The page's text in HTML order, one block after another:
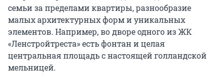
семьи за пределами квартиры, разнообразие
малых архитектурных форм и уникальных
элементов. Например, во дворе одного из ЖК
«Ленстройтреста» есть фонтан и целая
центральная площадь с настоящей голландской
мельницей.